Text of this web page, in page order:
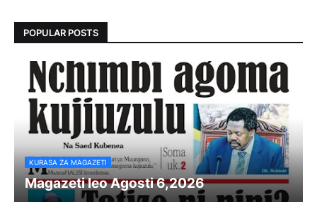
POPULAR POSTS
KURASA ZA MAGAZETI
Magazeti leo Agosti 6,2026